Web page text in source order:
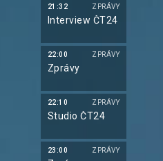
21:32 ZPRÁVY
Interview ČT24
22:00 ZPRÁVY
Zprávy
22:10 ZPRÁVY
Studio ČT24
23:00 ZPRÁVY